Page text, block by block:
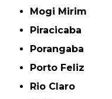
Mogi Mirim
Piracicaba
Porangaba
Porto Feliz
Rio Claro